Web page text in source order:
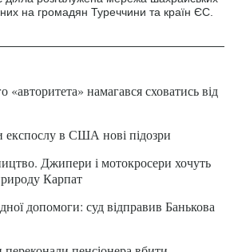
на громадян Туреччини та країн ЄС.
«авторитета» намагався сховатись від
в США нові підозри
Джипери і мотокросери хочуть
Карпат
допомоги: суд відправив Банькова